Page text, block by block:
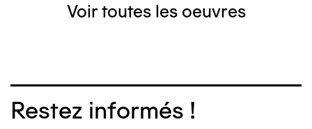
Voir toutes les oeuvres
Restez informés !